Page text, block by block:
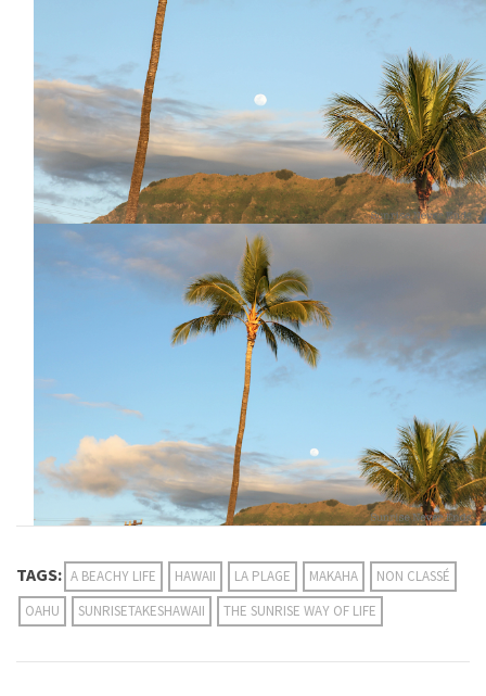
TAGS: A BEACHY LIFE HAWAII LA PLAGE MAKAHA
NON CLASSÉ
OAHU
SUNRISETAKESHAWAII THE SUNRISE WAY OF LIFE